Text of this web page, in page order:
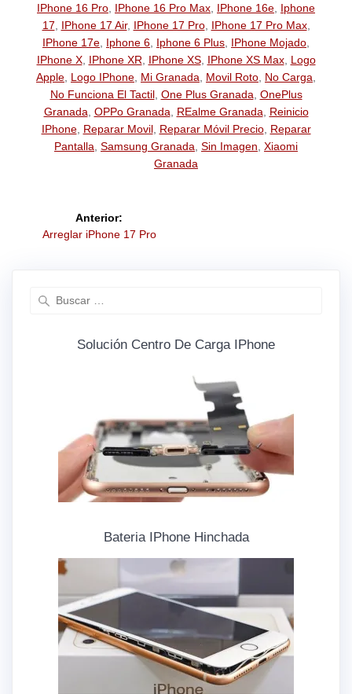
IPhone 16 Pro IPhone 16 Pro Max IPhone 16e Iphone
17
IPhone 17 Air, IPhone 17 Pro, IPhone 17 Pro Max,
IPhone 17e Iphone 6 Iphone 6 Plus IPhone Mojado
IPhone X, IPhone XR IPhone XS, IPhone XS Max, Logo
Apple Logo IPhone Mi Granada Movil Roto No Carga
No Funciona El Tactil, One Plus Granada OnePlus
Granada OPPo Granada REalme Granada
Reinicio
IPhone, Reparar Movil, Reparar Móvil Precio, Reparar
Pantalla Samsung Granada Sin Imagen Xiaomi
Granada
Anterior:
Arreglar iPhone 17 Pro
Solución Centro De Carga IPhone
Bateria IPhone Hinchada